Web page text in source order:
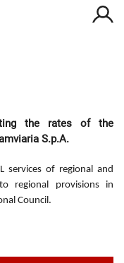
the rates of the
S.p.A.
services of regional and
regional provisions in
Council.